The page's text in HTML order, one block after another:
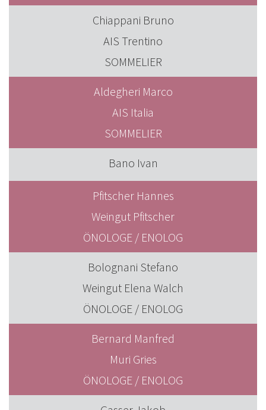
Chiappani Bruno
AIS Trentino
SOMMELIER
Aldegheri Marco
AIS Italia
SOMMELIER
Bano Ivan
Pfitscher Hannes
Weingut Pfitscher
ÖNOLOGE / ENOLOG
Bolognani Stefano
Weingut Elena Walch
ÖNOLOGE / ENOLOG
Bernard Manfred
Muri Gries
ÖNOLOGE / ENOLOG